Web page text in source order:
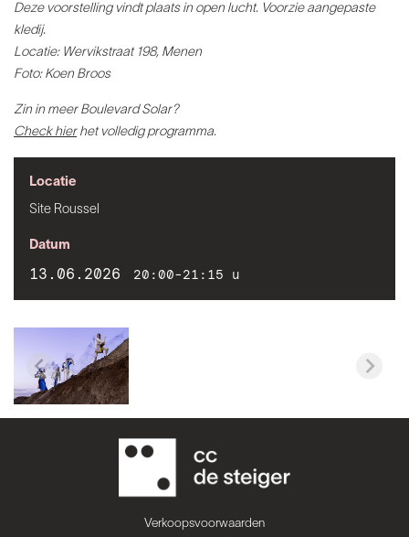
Deze voorstelling vindt plaats in open lucht. Voorzie aangepaste
kledij.
Locatie: Wervikstraat 198, Menen
Foto: Koen Broos
Zin in meer Boulevard Solar?
Check hierhet volledig programma.
Locatie
Site Roussel
Datum
13.06.2026 20:00-21:15 u
Verkoopsvoorwaarden